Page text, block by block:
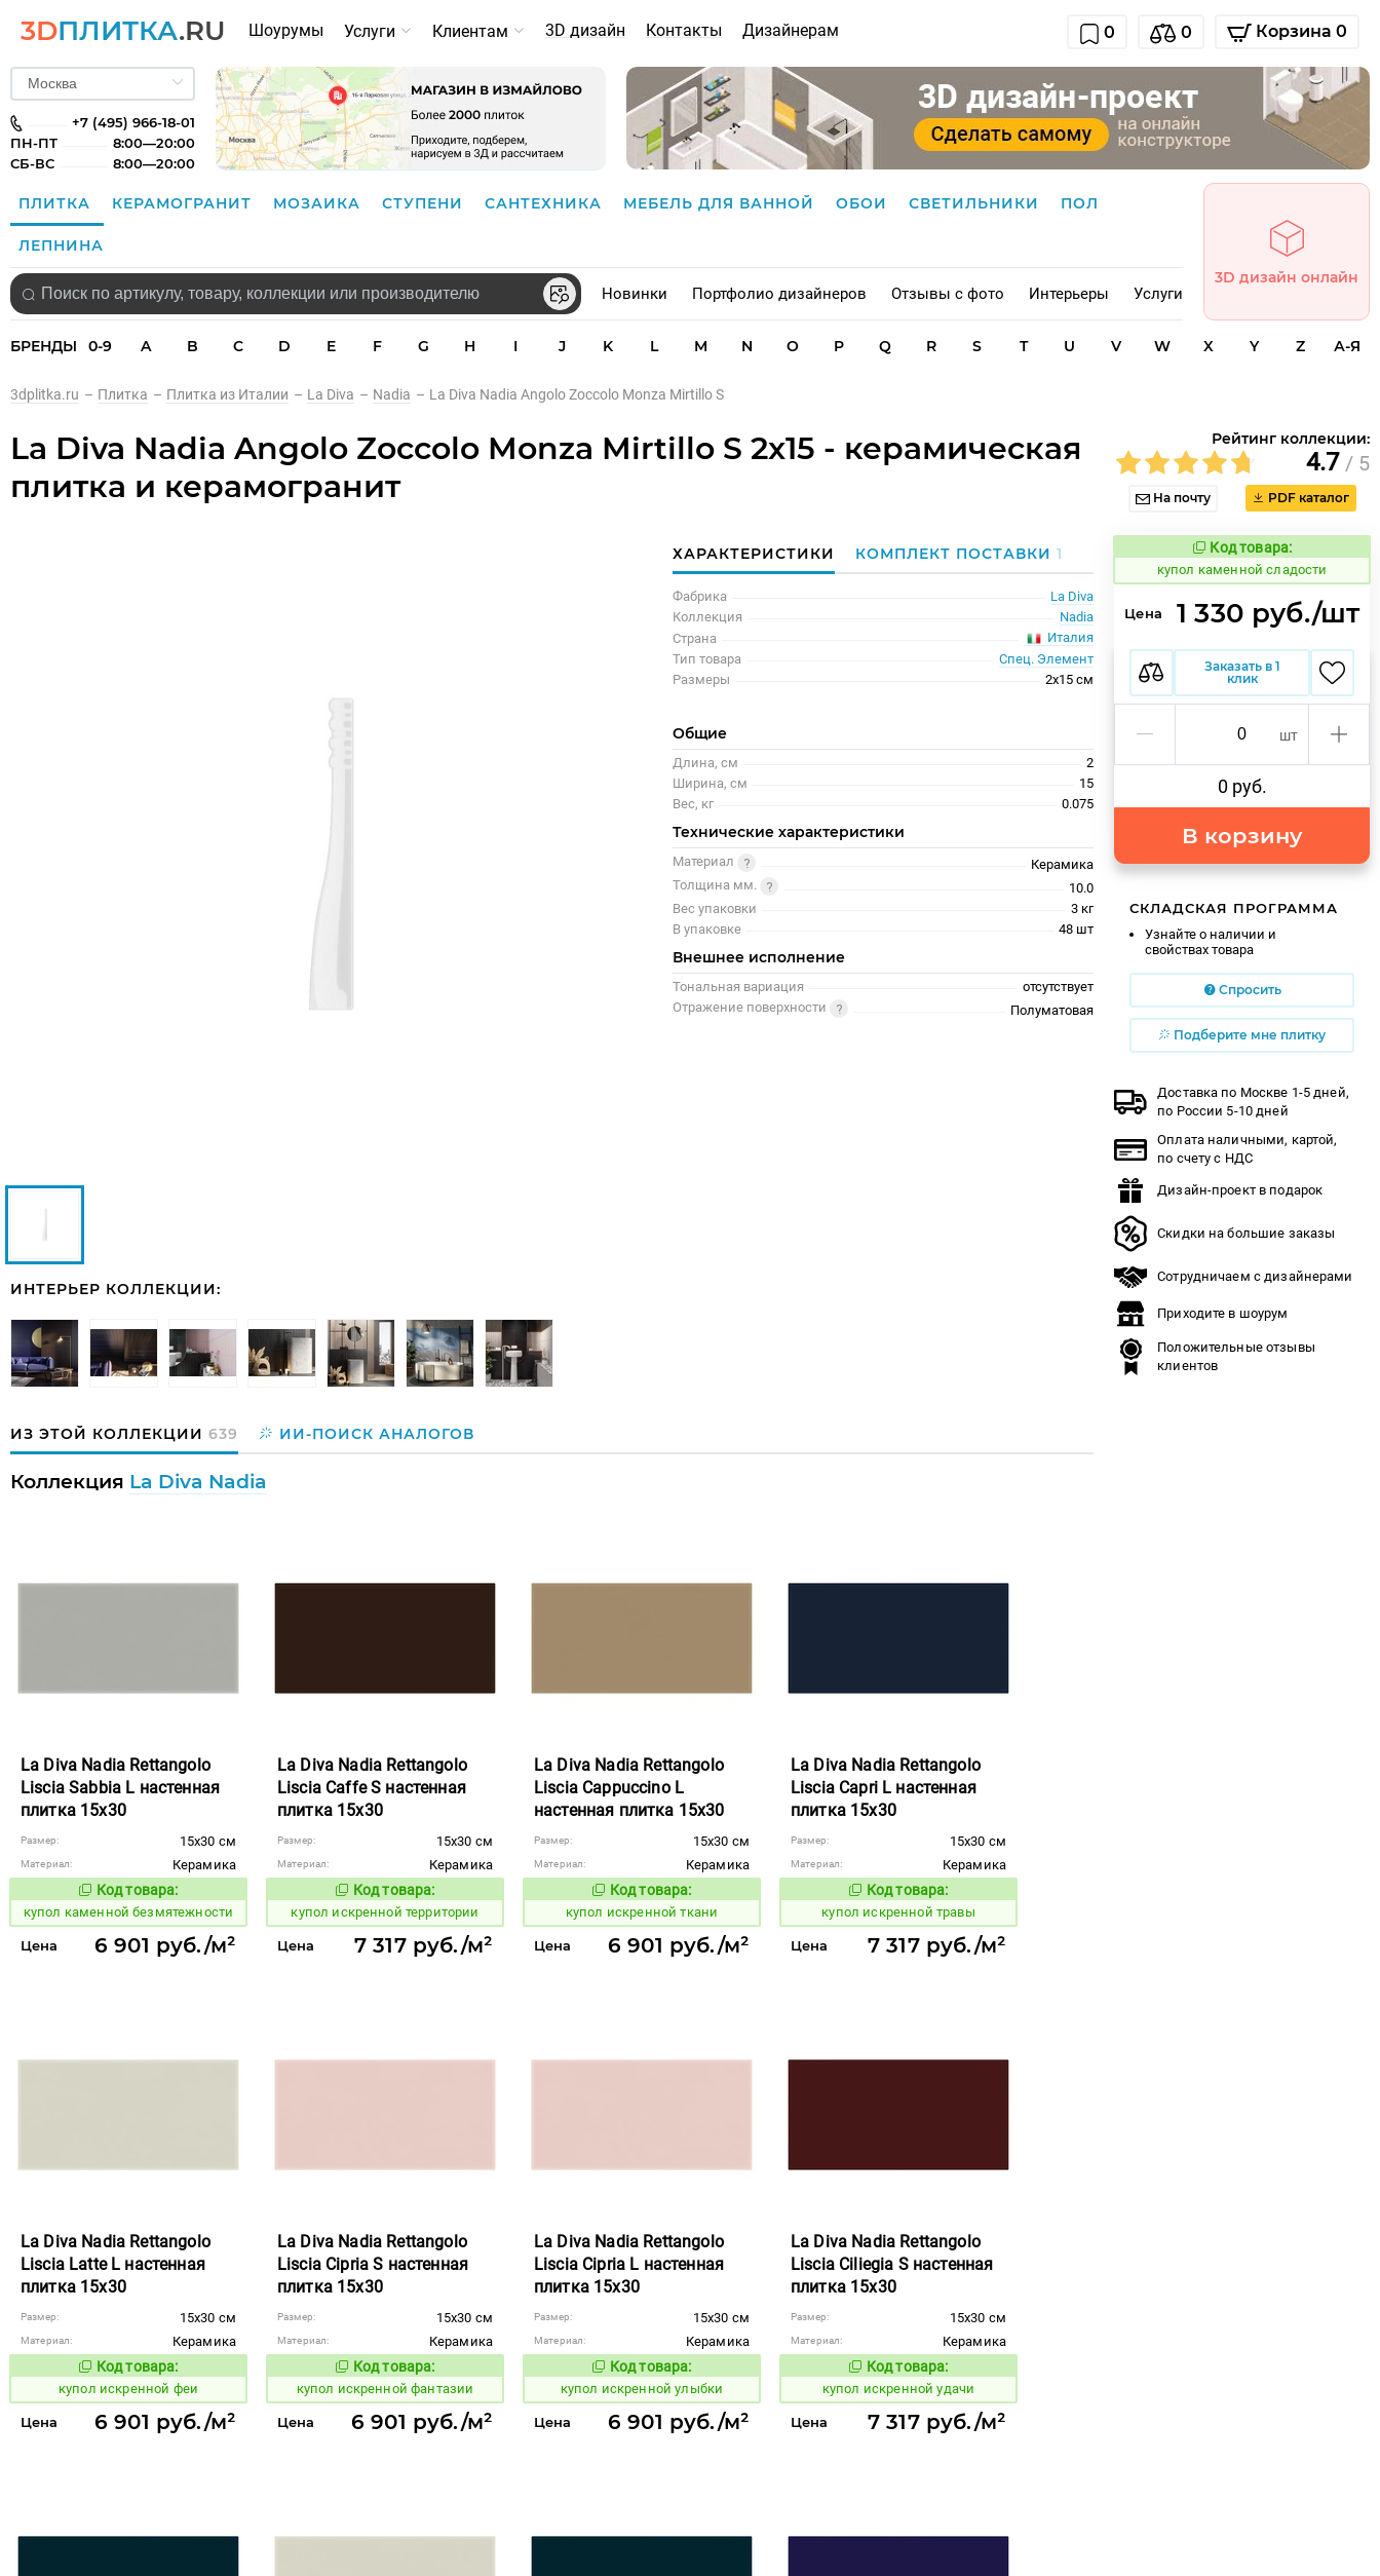
3DПЛИТКА.RU Шоурумы Услуги Клиентам 3D дизайн Контакты Дизайнерам 0 0 Корзина 0
+7 (495) 966-18-01
ПН-ПТ
8:00—20:00
СБ-ВС
8:00—20:00
ПЛИТКА КЕРАМОГРАНИТ МОЗАИКА СТУПЕНИ САНТЕХНИКА МЕБЕЛЬ ДЛЯ ВАННОЙ ОБОИ СВЕТИЛЬНИКИ ПОЛ
ЛЕПНИНА
Новинки Портфолио дизайнеров Отзывы с фото Интерьеры Услуги
3D дизайн онлайн
БРЕНДЫ 0-9 A B C D E F G H I J K L M N O P Q R S T U V W X Y Z А-Я
3dplitka.ru – Плитка – Плитка из Италии – La Diva – Nadia – La Diva Nadia Angolo Zoccolo Monza Mirtillo S
La Diva Nadia Angolo Zoccolo Monza Mirtillo S 2x15 - керамическая
плитка и керамогранит
Рейтинг коллекции:
4.7 / 5
На почту PDF каталог
ИНТЕРЬЕР КОЛЛЕКЦИИ:
ХАРАКТЕРИСТИКИ КОМПЛЕКТ ПОСТАВКИ1
Фабрика
La Diva
Коллекция
Nadia
Страна
Италия
Тип товара
Спец. Элемент
Размеры
2x15 см
Общие
Длина, см
2
Ширина, см
15
Вес, кг
0.075
Технические характеристики
Материал
Керамика
Толщина мм.
10.0
Вес упаковки
3 кг
В упаковке
48 шт
Внешнее исполнение
Тональная вариация
отсутствует
Отражение поверхности
Полуматовая
ИЗ ЭТОЙ КОЛЛЕКЦИИ 639 ИИ-ПОИСК АНАЛОГОВ
Коллекция La Diva Nadia
La Diva Nadia Rettangolo
Liscia Sabbia L настенная
плитка 15x30
Размер: 15x30 см
Материал:
Керамика
Код товара:
848379 Код товара:
купол каменной безмятежности
Цена 6 901 руб./м²
La Diva Nadia Rettangolo
Liscia Caffe S настенная
плитка 15x30
Размер: 15x30 см
Материал:
Керамика
Код товара:
848354 Код товара:
купол искренной территории
Цена 7 317 руб./м²
La Diva Nadia Rettangolo
Liscia Cappuccino L
настенная плитка 15x30
Размер: 15x30 см
Материал:
Керамика
Код товара:
848355 Код товара:
купол искренной ткани
Цена 6 901 руб./м²
La Diva Nadia Rettangolo
Liscia Capri L настенная
плитка 15x30
Размер: 15x30 см
Материал:
Керамика
Код товара:
848357 Код товара:
купол искренной травы
Цена 7 317 руб./м²
La Diva Nadia Rettangolo
Liscia Latte L настенная
плитка 15x30
Размер: 15x30 см
Материал:
Керамика
Код товара:
848363 Код товара:
купол искренной феи
Цена 6 901 руб./м²
La Diva Nadia Rettangolo
Liscia Cipria S настенная
плитка 15x30
Размер: 15x30 см
Материал:
Керамика
Код товара:
848362 Код товара:
купол искренной фантазии
Цена 6 901 руб./м²
La Diva Nadia Rettangolo
Liscia Cipria L настенная
плитка 15x30
Размер: 15x30 см
Материал:
Керамика
Код товара:
848361 Код товара:
купол искренной улыбки
Цена 6 901 руб./м²
La Diva Nadia Rettangolo
Liscia Ciliegia S настенная
плитка 15x30
Размер: 15x30 см
Материал:
Керамика
Код товара:
848360 Код товара:
купол искренной удачи
Цена 7 317 руб./м²
Код товара:
848470 Код товара:
купол каменной сладости
Цена 1 330 руб./шт
Заказать в 1
клик
шт
0 руб.
В корзину
СКЛАДСКАЯ ПРОГРАММА
Узнайте о наличии и
свойствах товара
Спросить
Подберите мне плитку
Доставка по Москве 1-5 дней,
по России 5-10 дней
Оплата наличными, картой,
по счету с НДС
Дизайн-проект в подарок
Скидки на большие заказы
Сотрудничаем с дизайнерами
Приходите в шоурум
Положительные отзывы
клиентов